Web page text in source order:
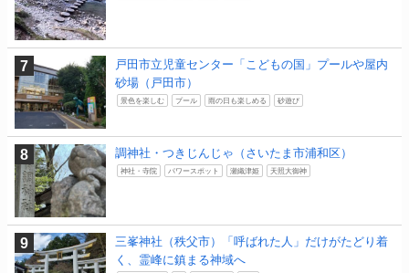
戸田市立児童センター「こどもの国」プールや屋内
砂場（戸田市）
景色を楽しむ プール 雨の日も楽しめる 砂遊び
調神社・つきじんじゃ（さいたま市浦和区）
神社・寺院 パワースポット 瀬織津姫 天照大御神
三峯神社（秩父市）「呼ばれた人」だけがたどり着
く、霊峰に鎮まる神域へ